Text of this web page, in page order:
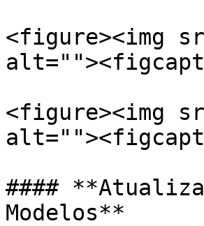
<figure><img
<figure><img
####
Modelos**